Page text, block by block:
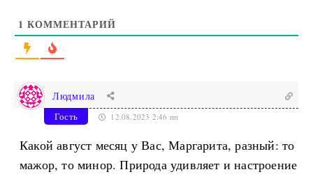
1 КОММЕНТАРИЙ
Людмила
Гость 12.08.2023 2:46 пп
Какой август месяц у Вас, Маргарита, разный: то
мажор, то минор. Природа удивляет и настроение